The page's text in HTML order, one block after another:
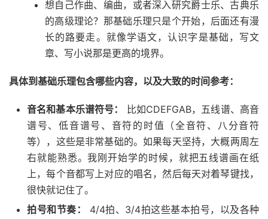
想自己作曲、编曲，或者深入研究爵士乐、古典乐
的高级理论？那基础乐理只是个开始，后面还有漫
长的路要走。就像学语文，认识字是基础，写文
章、写小说那是更高的境界。
具体到基础乐理包含哪些内容，以及大致的时间参考：
音名和基本乐谱符号：
比如CDEFGAB，五线谱、高音
谱号、低音谱号、音符的时值（全音符、八分音符
等），这些是非常基础的。如果每天坚持，大概两周左
右就能熟悉。我刚开始学的时候，就把五线谱画在纸
上，每个音都写上对应的唱名，然后每天对着琴键找，
很快就记住了。
拍号和节奏：
4/4拍、3/4拍这些基本拍号，以及各种